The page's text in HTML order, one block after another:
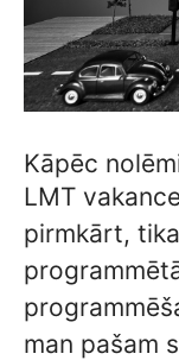
Kāpēc
LMT
pirmkārt,
man pašam